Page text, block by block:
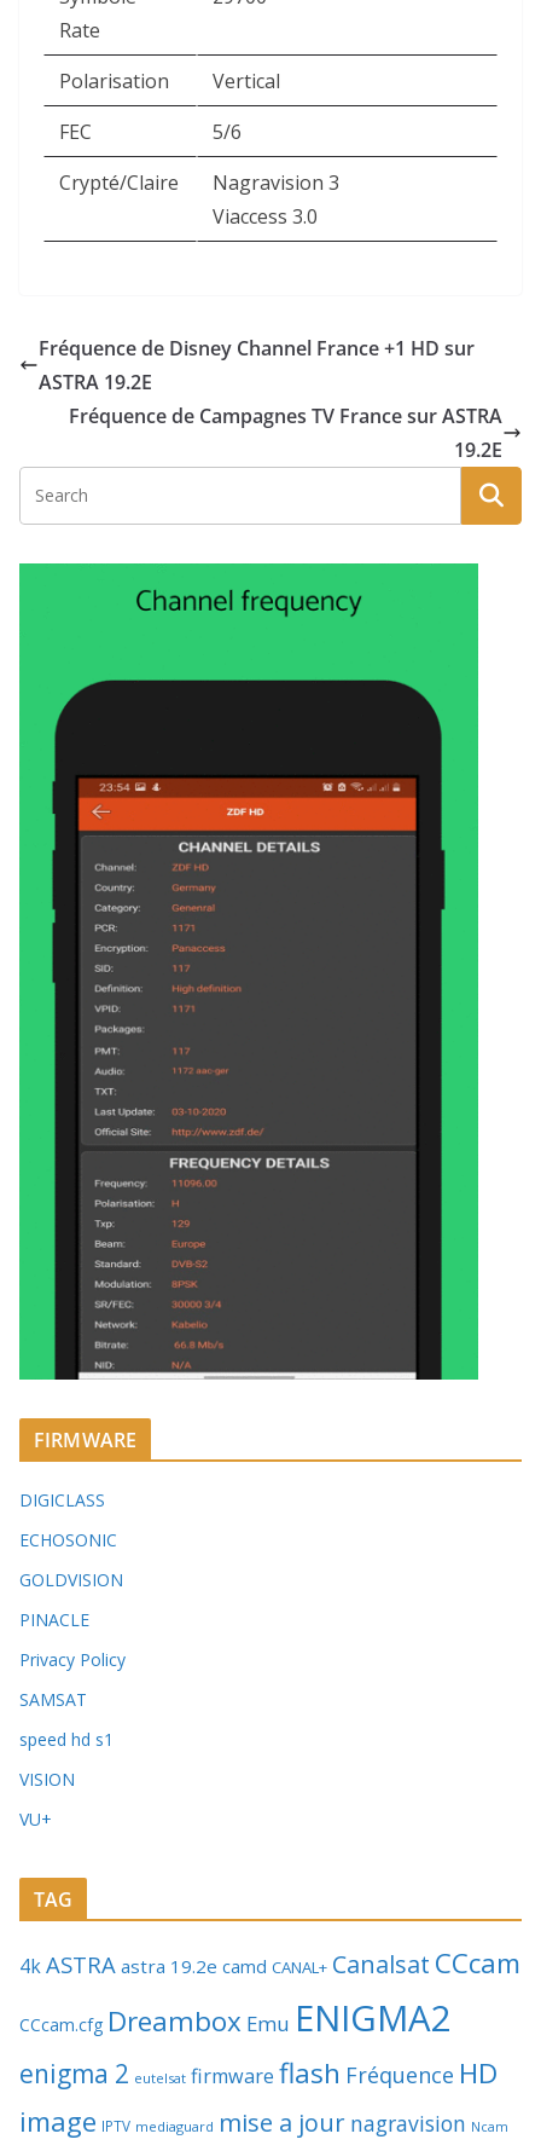
Rate
Polarisation
Vertical
FEC
5/6
Crypté/Claire
Nagravision 3
Viaccess 3.0
Fréquence de Disney Channel France +1 HD sur
ASTRA 19.2E
Fréquence de Campagnes TV France sur ASTRA
19.2E
FIRMWARE
DIGICLASS
ECHOSONIC
GOLDVISION
PINACLE
Privacy Policy
SAMSAT
speed hd s1
VISION
VU+
TAG
4kASTRA astra 19.2e camd CANAL+ Canalsat CCcam
CCcam.cfg Dreambox Emu ENIGMA2
enigma 2 eutelsat firmware flash Fréquence HD
image IPTV mediaguard mise a jour nagravision Ncam